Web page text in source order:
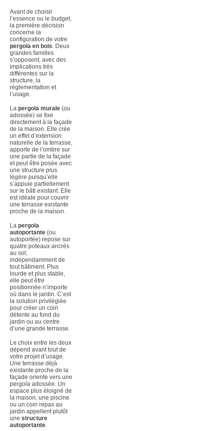
Avant de choisir
l’essence ou le budget,
la première décision
concerne la
configuration de votre
pergola en bois. Deux
grandes familles
s’opposent, avec des
implications très
différentes sur la
structure, la
réglementation et
l’usage.
La pergola murale (ou
adossée) se fixe
directement à la façade
de la maison. Elle crée
un effet d’extension
naturelle de la terrasse,
apporte de l’ombre sur
une partie de la façade
et peut être posée avec
une structure plus
légère puisqu’elle
s’appuie partiellement
sur le bâti existant. Elle
est idéale pour couvrir
une terrasse existante
proche de la maison.
La pergola
autoportante (ou
autoportée) repose sur
quatre poteaux ancrés
au sol,
indépendamment de
tout bâtiment. Plus
lourde et plus stable,
elle peut être
positionnée n’importe
où dans le jardin. C’est
la solution privilégiée
pour créer un coin
détente au fond du
jardin ou au centre
d’une grande terrasse.
Le choix entre les deux
dépend avant tout de
votre projet d’usage.
Une terrasse déjà
existante proche de la
façade oriente vers une
pergola adossée. Un
espace plus éloigné de
la maison, une piscine
ou un coin repas au
jardin appellent plutôt
une structure
autoportante.